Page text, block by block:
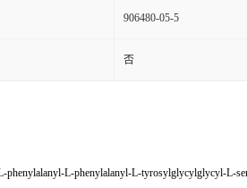
906480-05-5
否
phenylalanyl-L-phenylalanyl-L-tyrosylglycylglycyl-